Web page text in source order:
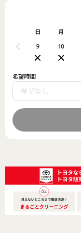
日
9
月
10
希望時間